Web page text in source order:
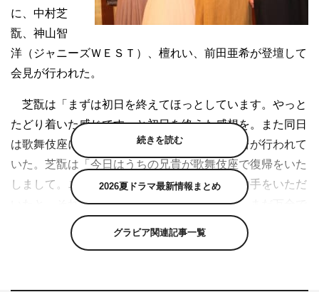
に、中村芝
翫、神山智
洋（ジャニーズＷＥＳＴ）、檀れい、前田亜希が登壇して
会見が行われた。
芝翫は「まずは初日を終えてほっとしています。やっと
たどり着いた感じです」と初日を終えた感想を。また同日
は歌舞伎座にて芝翫の兄・中村福助の復帰舞台が行われて
いた。芝翫は「今日はうちの兄貴が歌舞伎座で復帰をいた
しまして。ニュースを見たら割れんばかりの拍手をいただ
いたと。それを聞いて涙が止まらなくなった。まだ万全で
はないが、本当にありがたい」としみじみ。また、父で７
代目・芝翫の最後の舞台が2011年９月１日の演舞場での
続きを読む
2026夏ドラマ最新情報まとめ
グラビア関連記事一覧